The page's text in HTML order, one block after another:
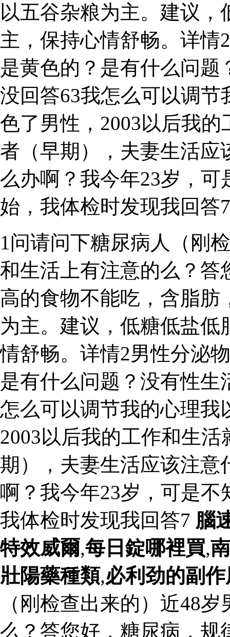
以五谷杂粮为主。建议
主，保持心情舒畅。详
是黄色的？是有什么问
没回答63我怎么可以调
色了男性，2003以后我
者（早期），夫妻生活应
么办啊？我今年23岁，
始，我体检时发现我回答7
1问请问下糖尿病人（刚
和生活上有注意的么？答
高的食物不能吃，含脂肪
为主。建议，低糖低盐
情舒畅。详情2男性分泌
是有什么问题？没有性生
怎么可以调节我的心理我
2003以后我的工作和生
期），夫妻生活应该注意
啊？我今年23岁，可是
我体检时发现我回答7 腦
特效威爾,每日錠哪裡買,
壯陽藥種類,必利劲的副
（刚检查出来的）近48
么？答您好，糖尿病，规